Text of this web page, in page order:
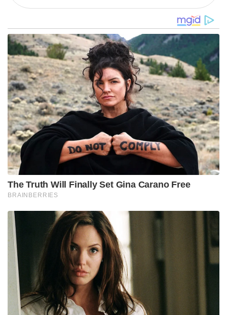
The Truth Will Finally Set Gina Carano Free
BRAINBERRIES